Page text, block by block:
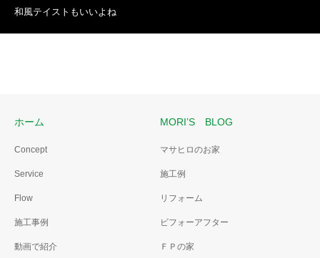
和風テイストもいいよね
ホーム
Concept
Service
Flow
施工事例
動画で紹介
MORI’S BLOG
マサヒロのお家
施工例
リフォーム
ビフォーアフター
ＦＰの家